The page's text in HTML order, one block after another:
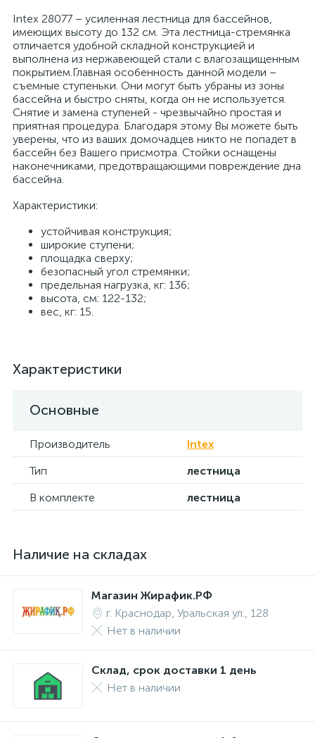
Intex 28077 – усиленная лестница для бассейнов,
имеющих высоту до 132 см. Эта лестница-стремянка
отличается удобной складной конструкцией и
выполнена из нержавеющей стали с влагозащищенным
покрытием.Главная особенность данной модели –
съемные ступеньки. Они могут быть убраны из зоны
бассейна и быстро сняты, когда он не используется.
Снятие и замена ступеней - чрезвычайно простая и
приятная процедура. Благодаря этому Вы можете быть
уверены, что из ваших домочадцев никто не попадет в
бассейн без Вашего присмотра. Стойки оснащены
наконечниками, предотвращающими повреждение дна
бассейна.
Характеристики:
устойчивая конструкция;
широкие ступени;
площадка сверху;
безопасный угол стремянки;
предельная нагрузка, кг: 136;
высота, см: 122-132;
вес, кг: 15.
Характеристики
Основные
Производитель
Intex
Тип
лестница
В комплекте
лестница
Наличие на складах
Магазин Жирафик.РФ
г. Краснодар, Уральская ул., 128
Нет в наличии
Склад, срок доставки 1 день
Нет в наличии